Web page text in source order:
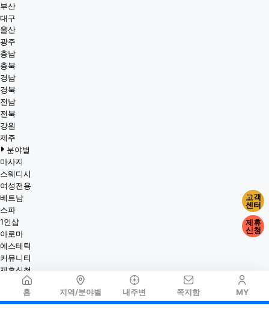
홈 지역/분야별 내주변 쪽지함 MY
부산
대구
울산
광주
충남
충북
경남
경북
전남
전북
강원
제주
분야별
마사지
스웨디시
여성전용
베트남
스파
1인샵
아로마
에스테틱
커뮤니티
제휴신청
고객
센터
제휴
신청